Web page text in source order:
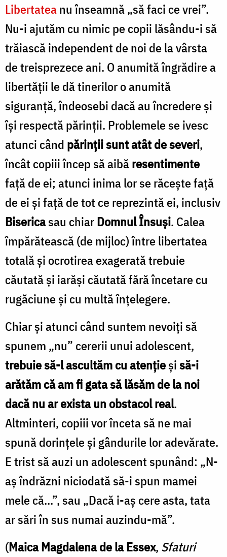
Libertateanu înseamnă „să faci ce vrei”.
Nu-i ajutăm cu nimic pe copii lăsându-i să
trăiască independent de noi de la vârsta
de treisprezece ani. O anumită îngrădire a
libertăţii le dă tinerilor o anumită
siguranţă, îndeosebi dacă au încredere şi
îşi respectă părinţii. Problemele se ivesc
atunci când părinţii sunt atât de severi,
încât copiii încep să aibăresentimente
faţă de ei; atunci inima lor se răceşte faţă
de ei şi faţă de tot ce reprezintă ei, inclusiv
Bisericasau chiarDomnul Însuşi. Calea
împărătească (de mijloc) între libertatea
totală şi ocrotirea exagerată trebuie
căutată şi iarăşi căutată fără încetare cu
rugăciune şi cu multă înţelegere.
Chiar şi atunci când suntem nevoiţi să
spunem „nu” cererii unui adolescent,
trebuie să-l ascultăm cu atenţieşisă-i
arătăm că am fi gata să lăsăm de la noi
dacă nu ar exista un obstacol real.
Altminteri, copiii vor înceta să ne mai
spună dorinţele şi gândurile lor adevărate.
E trist să auzi un adolescent spunând: „N-
aş îndrăzni niciodată să-i spun mamei
mele că...”, sau „Dacă i-aş cere asta, tata
ar sări în sus numai auzindu-mă”.
(Maica Magdalena de la Essex, Sfaturi